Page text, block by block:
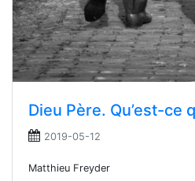
Dieu Père. Qu’est-ce
2019-05-12
Matthieu Freyder